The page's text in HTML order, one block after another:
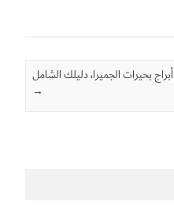
أبراج بحيرات الجميرا، دليلك الشامل
→